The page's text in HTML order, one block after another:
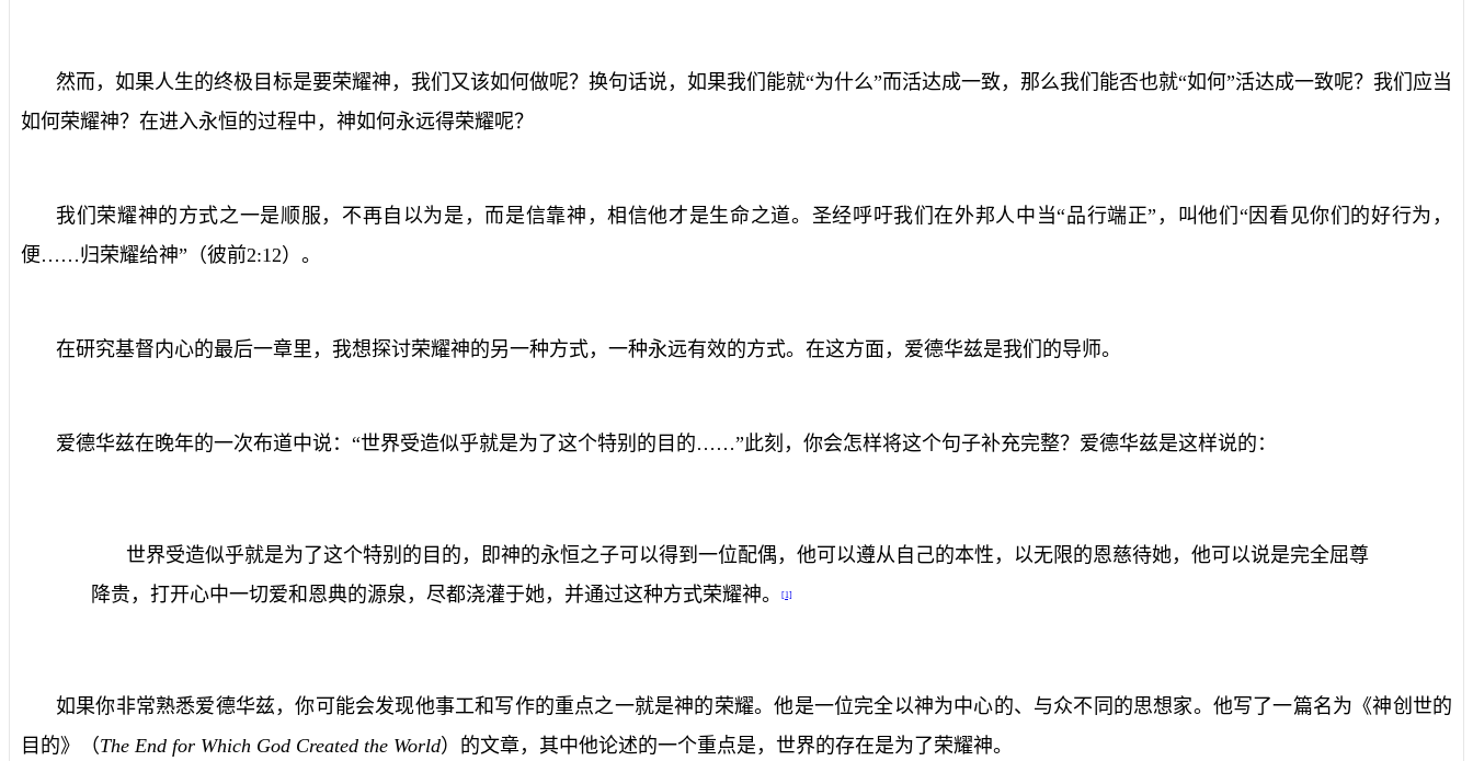
然而，如果人生的终极目标是要荣耀神，我们又该如何做呢？换句话说，如果我们能就“为什么”而活达成一致，那么我们能否也就“如何”活达成一致呢？我们应当
如何荣耀神？在进入永恒的过程中，神如何永远得荣耀呢？
我们荣耀神的方式之一是顺服，不再自以为是，而是信靠神，相信他才是生命之道。圣经呼吁我们在外邦人中当“品行端正”，叫他们“因看见你们的好行为，
便……归荣耀给神”（彼前2:12）。
在研究基督内心的最后一章里，我想探讨荣耀神的另一种方式，一种永远有效的方式。在这方面，爱德华兹是我们的导师。
爱德华兹在晚年的一次布道中说：“世界受造似乎就是为了这个特别的目的……”此刻，你会怎样将这个句子补充完整？爱德华兹是这样说的：
世界受造似乎就是为了这个特别的目的，即神的永恒之子可以得到一位配偶，他可以遵从自己的本性，以无限的恩慈待她，他可以说是完全屈尊
降贵，打开心中一切爱和恩典的源泉，尽都浇灌于她，并通过这种方式荣耀神。
[1]
如果你非常熟悉爱德华兹，你可能会发现他事工和写作的重点之一就是神的荣耀。他是一位完全以神为中心的、与众不同的思想家。他写了一篇名为《神创世的
目的》（The End for Which God Created the World）的文章，其中他论述的一个重点是，世界的存在是为了荣耀神。